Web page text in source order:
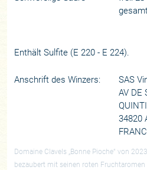
Enthält Sulfite (E 220 - E 224).
Anschrift des Winzers:
SAS
AV DE
34820
Domaine Clavels „Bonne Pioche“ von
bezaubert mit seinen roten